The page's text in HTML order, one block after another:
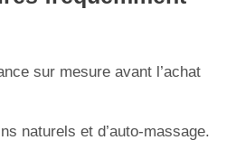
sur mesure avant l’achat
naturels et d’auto-massage.